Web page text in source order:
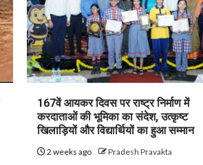
167वें आयकर दिवस पर राष्ट्र निर्माण में
करदाताओं की भूमिका का संदेश, उत्कृष्ट
खिलाड़ियों और विद्यार्थियों का हुआ सम्मान
2 weeks ago Pradesh Pravakta